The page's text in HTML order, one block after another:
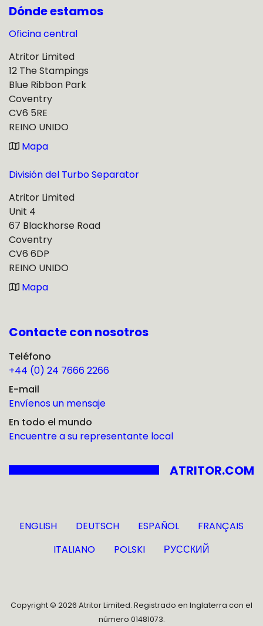
Dónde estamos
Oficina central
Atritor Limited
12 The Stampings
Blue Ribbon Park
Coventry
CV6 5RE
REINO UNIDO
Mapa
División del Turbo Separator
Atritor Limited
Unit 4
67 Blackhorse Road
Coventry
CV6 6DP
REINO UNIDO
Mapa
Contacte con nosotros
Teléfono
+44 (0) 24 7666 2266
E-mail
Envíenos un mensaje
En todo el mundo
Encuentre a su representante local
ATRITOR.COM
ENGLISH DEUTSCH ESPAÑOL
FRANÇAIS
ITALIANO
POLSKI РУССКИЙ
Copyright © 2026 Atritor Limited. Registrado en Inglaterra con el
número 01481073.